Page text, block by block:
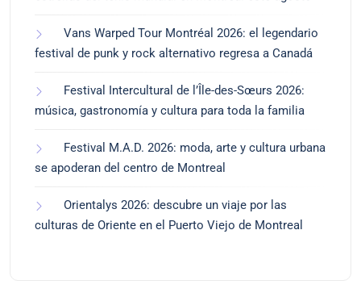
Vans Warped Tour Montréal 2026: el legendario
festival de punk y rock alternativo regresa a Canadá
Festival Intercultural de l’Île-des-Sœurs 2026:
música, gastronomía y cultura para toda la familia
Festival M.A.D. 2026: moda, arte y cultura urbana
se apoderan del centro de Montreal
Orientalys 2026: descubre un viaje por las
culturas de Oriente en el Puerto Viejo de Montreal